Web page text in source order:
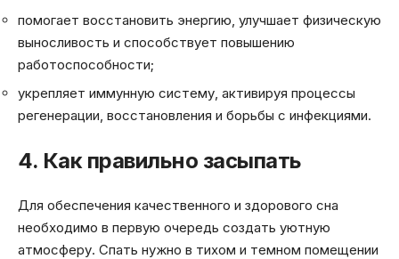
помогает восстановить энергию, улучшает физическую
выносливость и способствует повышению
работоспособности;
укрепляет иммунную систему, активируя процессы
регенерации, восстановления и борьбы с инфекциями.
4. Как правильно засыпать
Для обеспечения качественного и здорового сна
необходимо в первую очередь создать уютную
атмосферу. Спать нужно в тихом и темном помещении